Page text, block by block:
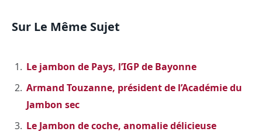
Sur Le Même Sujet
Le jambon de Pays, l’IGP de Bayonne
Armand Touzanne, président de l’Académie du
Jambon sec
Le Jambon de coche, anomalie délicieuse